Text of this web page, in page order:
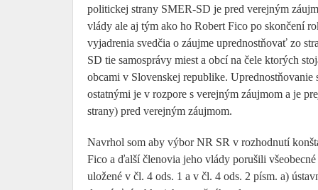
politickej strany SMER-SD je pred verejným
vlády ale aj tým ako ho Robert Fico po skončení
vyjadrenia svedčia o záujme uprednostňovať zo
SD tie samosprávy miest a obcí na čele ktorých
obcami v Slovenskej republike.
ostatnými je v rozpore s verejným záujmom a je
strany) pred verejným záujmom.
Navrhol som aby výbor NR SR v rozhodnutí
Fico a ďalší členovia jeho vlády porušili
uložené v čl. 4 ods. 1 a v čl. 4 ods. 2 písm. a)